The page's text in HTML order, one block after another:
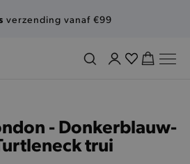
verzending vanaf €99
- Donkerblauw-
trui